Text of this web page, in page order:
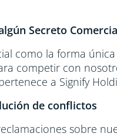
Secreto
como la forma
competir con
a Signify
de conflictos
sobre